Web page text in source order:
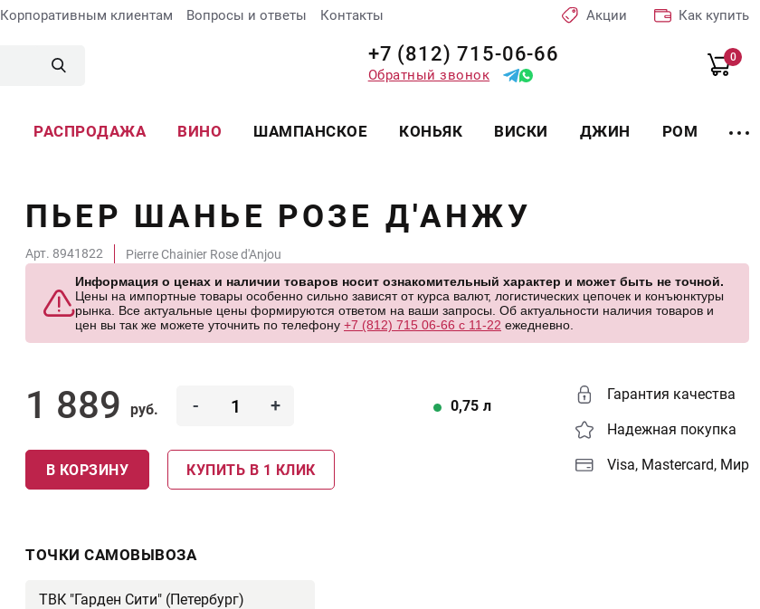
Корпоративным клиентам Вопросы и ответы Контакты Акции Как купить
+7 (812) 715-06-66
Обратный звонок
0
РАСПРОДАЖА ВИНО ШАМПАНСКОЕ КОНЬЯК ВИСКИ ДЖИН РОМ
ПЬЕР ШАНЬЕ РОЗЕ Д'АНЖУ
Арт. 8941822
Pierre Chainier Rose d'Anjou
Информация о ценах и наличии товаров носит ознакомительный характер и может быть не точной.
Цены на импортные товары особенно сильно зависят от курса валют, логистических цепочек и конъюнктуры
рынка. Все актуальные цены формируются ответом на ваши запросы. Об актуальности наличия товаров и
цен вы так же можете уточнить по телефону +7 (812) 715 06-66 с 11-22 ежедневно.
1 889 руб. - +
В КОРЗИНУ КУПИТЬ В 1 КЛИК
0,75 л
Гарантия качества
Надежная покупка
Visa, Mastercard, Мир
ТОЧКИ САМОВЫВОЗА
ТВК "Гарден Сити" (Петербург)